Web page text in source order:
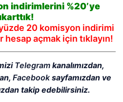
indirimlerini %20’ye
20 komisyon indirimi
açmak için tıklayın!
Telegram kanalımızdan,
Facebooksayfamızdan ve
takip edebilirsiniz.